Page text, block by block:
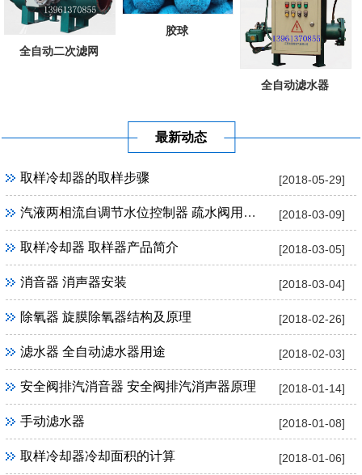
全自动二次滤网
胶球
全自动滤水器
最新动态
[2018-05-29]
取样冷却器的取样步骤
[2018-03-09]
汽液两相流自调节水位控制器 疏水阀用途及优点
[2018-03-05]
取样冷却器 取样器产品简介
[2018-03-04]
消音器 消声器安装
[2018-02-26]
除氧器 旋膜除氧器结构及原理
[2018-02-03]
滤水器 全自动滤水器用途
[2018-01-14]
安全阀排汽消音器 安全阀排汽消声器原理
[2018-01-08]
手动滤水器
[2018-01-06]
取样冷却器冷却面积的计算